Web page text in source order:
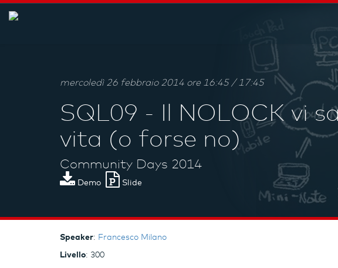
mercoledì 26 febbraio 2014 ore 16:45 / 17:45
SQL09 - Il NOLOCK vi
vita (o forse no)
Community Days 2014
Demo Slide
Speaker: Francesco Milano
Livello: 300